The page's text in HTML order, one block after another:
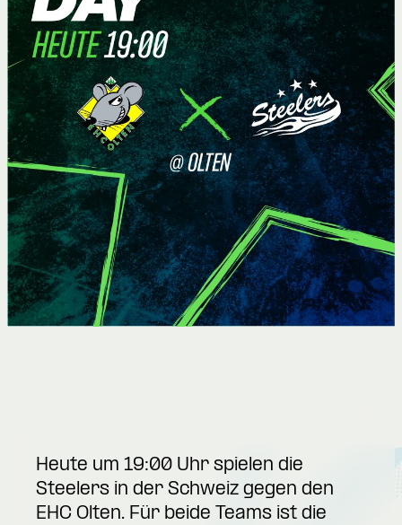
Heute um 19:00 Uhr spielen die
Steelers in der Schweiz gegen den
EHC Olten. Für beide Teams ist die